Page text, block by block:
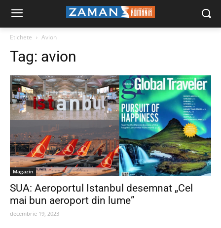
Etichete Avion
Tag: avion
Magazin
SUA: Aeroportul Istanbul desemnat „Cel
mai bun aeroport din lume”
decembrie 19, 2023